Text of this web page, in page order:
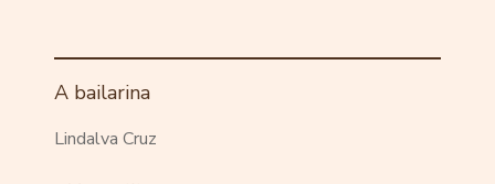
A bailarina
Lindalva Cruz